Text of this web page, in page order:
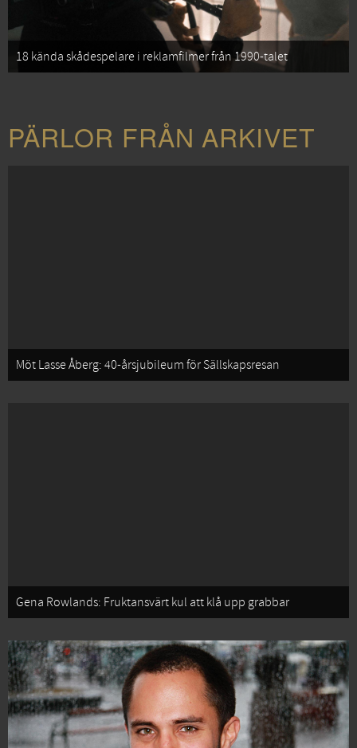
18 kända skådespelare i reklamfilmer från 1990-talet
PÄRLOR FRÅN ARKIVET
Möt Lasse Åberg: 40-årsjubileum för Sällskapsresan
Gena Rowlands: Fruktansvärt kul att klå upp grabbar